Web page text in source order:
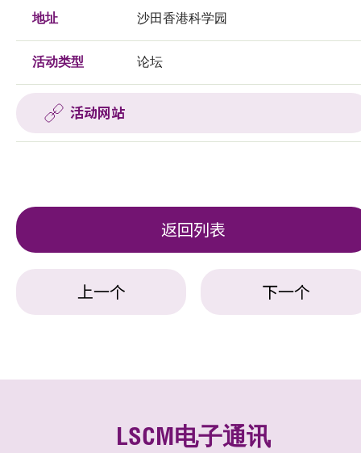
地址 沙田香港科学园
活动类型 论坛
活动网站
返回列表
上一个 下一个
LSCM电子通讯